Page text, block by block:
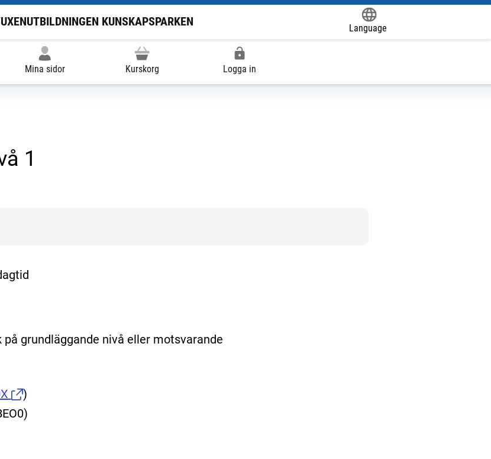
KUNSKAPSPARKEN
Language
Mina sidor Kurskorg Logga in
1
grundläggande nivå eller motsvarande
)